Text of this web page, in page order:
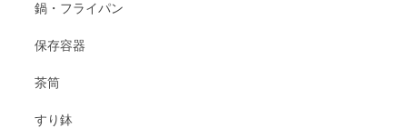
鍋・フライパン
保存容器
茶筒
すり鉢